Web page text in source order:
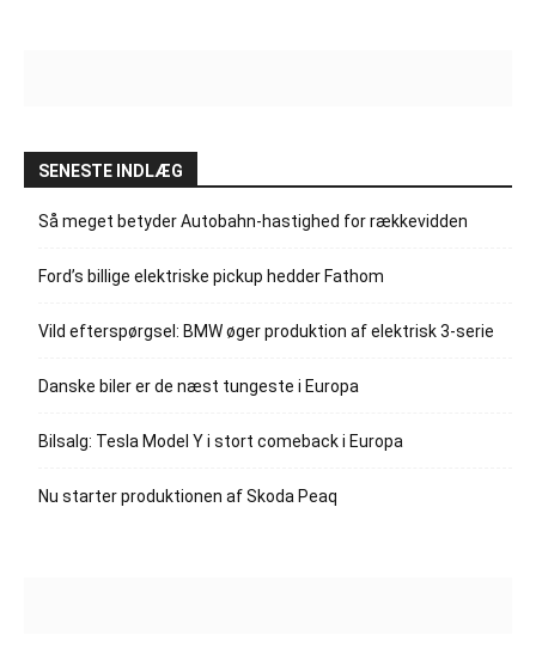
SENESTE INDLÆG
Så meget betyder Autobahn-hastighed for rækkevidden
Ford’s billige elektriske pickup hedder Fathom
Vild efterspørgsel: BMW øger produktion af elektrisk 3-serie
Danske biler er de næst tungeste i Europa
Bilsalg: Tesla Model Y i stort comeback i Europa
Nu starter produktionen af Skoda Peaq